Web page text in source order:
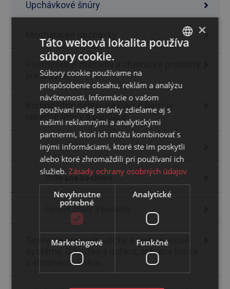
Upchávkové šnúry
Priemyselné mazadlá a chemické produkty
pre údržbu
Kompozitné nátery na kovy a betóny,
opravné tmely a bandáže
Ochrana kovov
Ochrana betónov
Opravé tmely a bandáže
Tesnenia pre hydraulické a pneumatické
systémy, O-krúžky a guferá, ochrana ložísk
a eliminácia únikov
×
Táto webová lokalita používa
súbory cookie.
Súbory cookie používame na
prispôsobenie obsahu, reklám a analýzu
návštevnosti. Informácie o vašom
používaní našej stránky zdieľame aj s
našimi reklamnými a analytickými
partnermi, ktorí ich môžu kombinovať s
inými informáciami, ktoré ste im poskytli
alebo ktoré zhromaždili pri používaní ich
služieb. Zásady ochrany osobných údajov
Nevyhnutne
potrebné
Analytické
Marketingové Funkčné